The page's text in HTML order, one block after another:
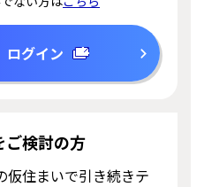
グイン
ご検討の方
仮住まいで引き続きテ